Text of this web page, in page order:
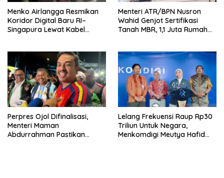
Menko Airlangga Resmikan
Koridor Digital Baru RI–
Singapura Lewat Kabel
Menteri ATR/BPN Nusron
Wahid Genjot Sertifikasi
Tanah MBR, 1,1 Juta Rumah
Perpres Ojol Difinalisasi,
Menteri Maman
Abdurrahman Pastikan
Lelang Frekuensi Raup Rp30
Triliun Untuk Negara,
Menkomdigi Meutya Hafid